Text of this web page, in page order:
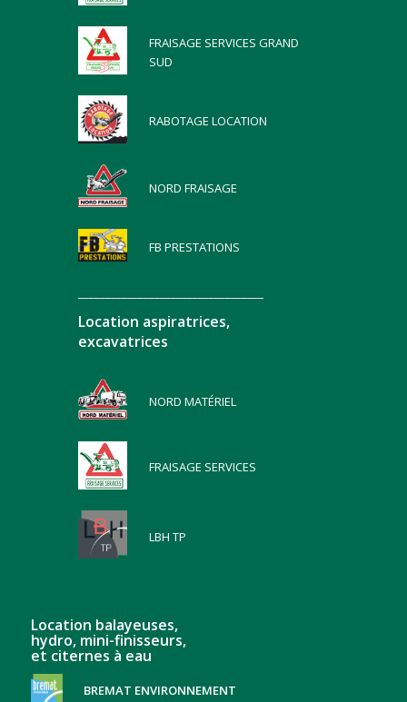
FRAISAGE SERVICES GRAND
SUD
RABOTAGE LOCATION
NORD FRAISAGE
FB PRESTATIONS
Location aspiratrices,
excavatrices
NORD MATÉRIEL
FRAISAGE SERVICES
LBH TP
Location balayeuses,
hydro, mini-finisseurs,
et citernes à eau
BREMAT ENVIRONNEMENT